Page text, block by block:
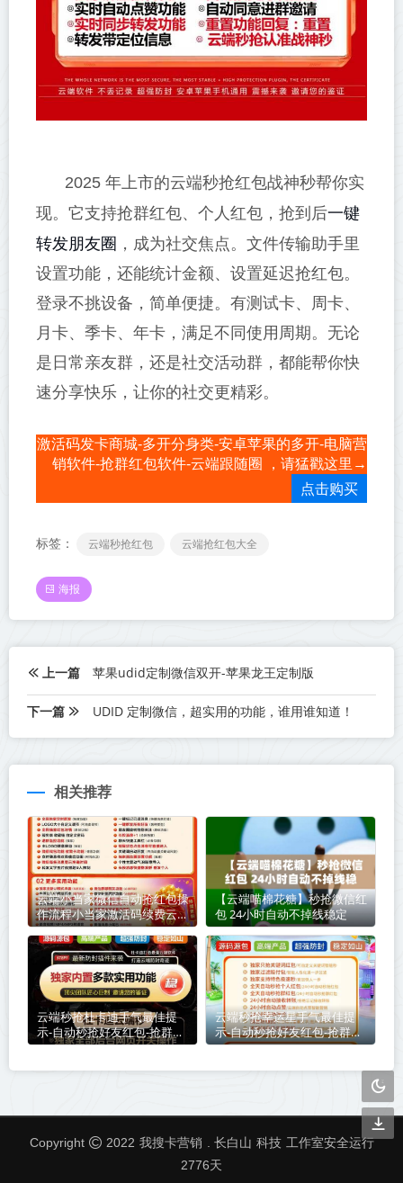
2025 年上市的云端秒抢红包战神秒帮你实
现。它支持抢群红包、个人红包，抢到后一键
转发朋友圈 ，成为社交焦点。文件传输助手里
设置功能，还能统计金额、设置延迟抢红包。
登录不挑设备，简单便捷。有测试卡、周卡、
月卡、季卡、年卡，满足不同使用周期。无论
是日常亲友群，还是社交活动群，都能帮你快
速分享快乐，让你的社交更精彩。
激活码发卡商城-多开分身类-安卓苹果的多开-电脑营
销软件-抢群红包软件-云端跟随圈 ，请猛戳这里→
点击购买
标签： 云端秒抢红包 云端抢红包大全
海报
上一篇 苹果udid定制微信双开-苹果龙王定制版
下一篇 UDID 定制微信，超实用的功能，谁用谁知道！
相关推荐
云端小当家微信自动抢红包操
作流程小当家激活码续费云端
秒抢辅助工具
【云端喵棉花糖】秒抢微信红
包 24小时自动不掉线稳定
云端秒抢杜卡迪手气最佳提
示-自动秒抢好友红包-抢群聊
红包-接收转账-抢包后自动@
云端秒抢幸运星手气最佳提
示-自动秒抢好友红包-抢群聊
红包-接收转账-抢包后自动@
Copyright 2022 我搜卡营销 . 长白山 科技 工作室安全运行
2776天